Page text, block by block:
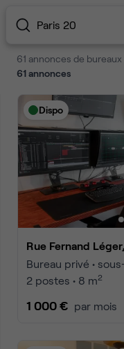
Paris 20
61 annonces de
61annonces
Dispo
Rue Fernand
Bureau privé •
2 postes • 8 m2
1 000 € par mois